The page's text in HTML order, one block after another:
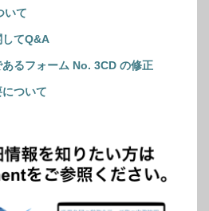
いて
してQ&A
るフォーム No. 3CD の修正
ついて